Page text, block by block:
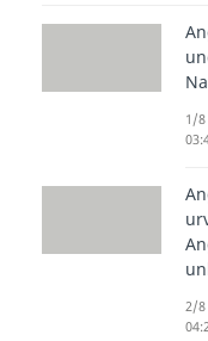
1/
2/8